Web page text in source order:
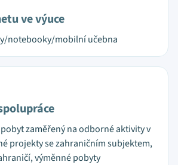
ve výuce
notebooky/mobilní učebna
zaměřený na odborné aktivity v
projekty se zahraničním subjektem,
výměnné pobyty